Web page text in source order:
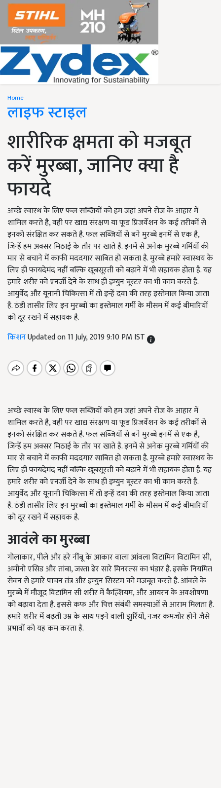
Home
लाइफ स्टाइल
शारीरिक क्षमता को मजबूत
करें मुरब्बा, जानिए क्या है
फायदे
अच्छे स्वास्थ के लिए फल सब्जियों को हम जहां अपने रोज के आहार में
शामिल करते है, वही पर खाद्य संरक्षण या फूड प्रिजर्वेशन के कई तरीकों से
इनको संरक्षित कर सकते है. फल सब्जियों से बने मुरब्बे इनमें से एक है,
जिन्हें हम अक्सर मिठाई के तौर पर खाते है. इनमें से अनेक मुरब्बे गर्मियों की
मार से बचाने में काफी मददगार साबित हो सकता है. मुरब्बे हमारे स्वास्थय के
लिए ही फायदेमंद नहीं बल्कि खूबसूरती को बढ़ाने में भी सहायक होता है. यह
हमारे शरीर को एनर्जी देने के साथ ही इम्युन बूस्टर का भी काम करते है.
आयुर्वेद और यूनानी चिकित्सा में तो इन्हें दवा की तरह इस्तेमाल किया जाता
है. ठंडी तासीर लिए इन मुरब्बों का इस्तेमाल गर्मी के मौसम में कई बीमारियों
को दूर रखने में सहायक है.
किशनUpdated on 11 July, 2019 9:10 PM IST
अच्छे स्वास्थ के लिए फल सब्जियों को हम जहां अपने रोज के आहार में
शामिल करते है, वही पर खाद्य संरक्षण या फूड प्रिजर्वेशन के कई तरीकों से
इनको संरक्षित कर सकते है. फल सब्जियों से बने मुरब्बे इनमें से एक है,
जिन्हें हम अक्सर मिठाई के तौर पर खाते है. इनमें से अनेक मुरब्बे गर्मियों की
मार से बचाने में काफी मददगार साबित हो सकता है. मुरब्बे हमारे स्वास्थय के
लिए ही फायदेमंद नहीं बल्कि खूबसूरती को बढ़ाने में भी सहायक होता है. यह
हमारे शरीर को एनर्जी देने के साथ ही इम्युन बूस्टर का भी काम करते है.
आयुर्वेद और यूनानी चिकित्सा में तो इन्हें दवा की तरह इस्तेमाल किया जाता
है. ठंडी तासीर लिए इन मुरब्बों का इस्तेमाल गर्मी के मौसम में कई बीमारियों
को दूर रखने में सहायक है.
आवंले का मुरब्बा
गोलाकार, पीले और हरे नींबू के आकार वाला आंवला विटामिन विटामिन सी,
अमीनो एसिड और तांबा, जस्ता ढेर सारे मिनरल्स का भंडार है. इसके नियमित
सेवन से हमारे पाचन तंत्र और इम्युन सिस्टम को मजबूत करते है. आंवले के
मुरब्बे में मौजूद विटामिन सी शरीर में कैल्शियम, और आयरन के अवशोषणा
को बढ़ावा देता है. इससे कफ और पित्त संबंधी समस्याओं से आराम मिलता है.
हमारे शरीर में बढ़ती उम्र के साथ पड़ने वाली झुर्रियों, नजर कमजोर होने जैसे
प्रभावों को यह कम करता है.